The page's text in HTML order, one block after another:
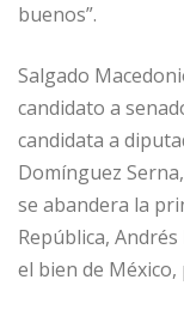
buenos”.
Salgado
candidato a
candidata a
Domínguez
se abandera la
República,
el bien de